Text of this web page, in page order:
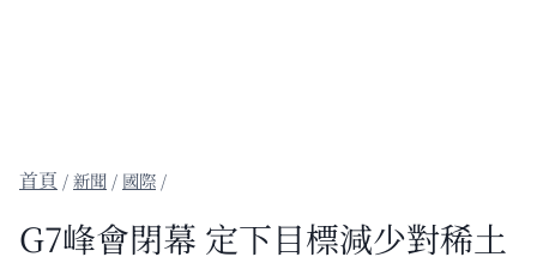
/新聞 / 國際 /
G7峰會閉幕 定下目標減少對稀土